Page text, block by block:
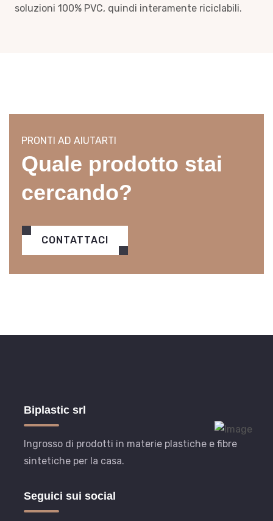
soluzioni 100% PVC, quindi interamente riciclabili.
PRONTI AD AIUTARTI
Quale prodotto stai
cercando?
CONTATTACI
Biplastic srl
Ingrosso di prodotti in materie plastiche e fibre
sintetiche per la casa.
Seguici sui social